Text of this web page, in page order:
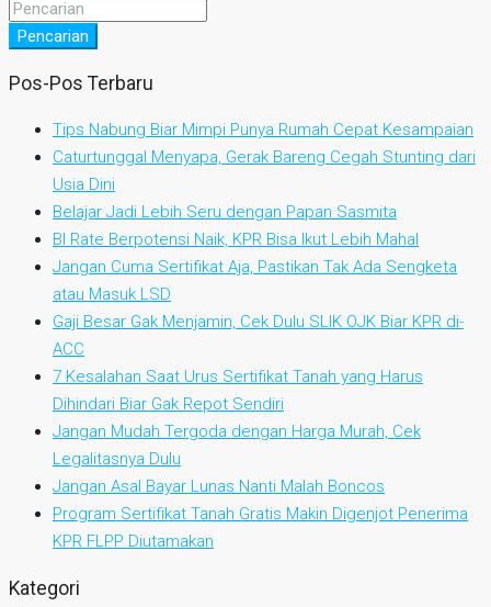
Pencarian
Pos-Pos Terbaru
Tips Nabung Biar Mimpi Punya Rumah Cepat Kesampaian
Caturtunggal Menyapa, Gerak Bareng Cegah Stunting dari
Usia Dini
Belajar Jadi Lebih Seru dengan Papan Sasmita
BI Rate Berpotensi Naik, KPR Bisa Ikut Lebih Mahal
Jangan Cuma Sertifikat Aja, Pastikan Tak Ada Sengketa
atau Masuk LSD
Gaji Besar Gak Menjamin, Cek Dulu SLIK OJK Biar KPR di-
ACC
7 Kesalahan Saat Urus Sertifikat Tanah yang Harus
Dihindari Biar Gak Repot Sendiri
Jangan Mudah Tergoda dengan Harga Murah, Cek
Legalitasnya Dulu
Jangan Asal Bayar Lunas Nanti Malah Boncos
Program Sertifikat Tanah Gratis Makin Digenjot Penerima
KPR FLPP Diutamakan
Kategori